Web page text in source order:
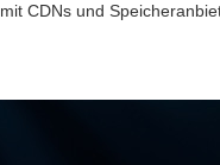
CDNs und